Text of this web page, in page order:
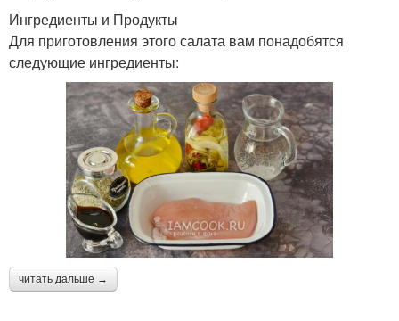
Ингредиенты и Продукты
Для приготовления этого салата вам понадобятся
следующие ингредиенты:
читать дальше →